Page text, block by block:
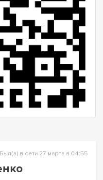
Был(а) в сети 27 марта в 04:55